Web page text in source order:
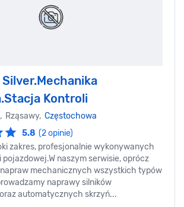
Kontroli
Rząsawy, Częstochowa
5.8 (2 opinie)
zakres, profesjonalnie wykonywanych
pojazdowej.W naszym serwisie, oprócz
mechanicznych wszystkich typów
naprawy silników
automatycznych skrzyń...